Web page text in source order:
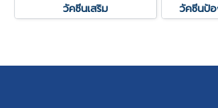
วัคซีนเสริม วัคซีนป้